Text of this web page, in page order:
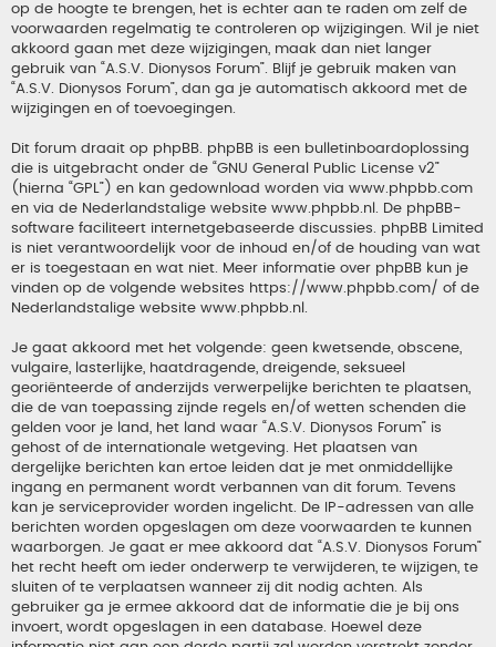
op de hoogte te brengen, het is echter aan te raden om zelf de
voorwaarden regelmatig te controleren op wijzigingen. Wil je niet
akkoord gaan met deze wijzigingen, maak dan niet langer
gebruik van “A.S.V. Dionysos Forum”. Blijf je gebruik maken van
“A.S.V. Dionysos Forum”, dan ga je automatisch akkoord met de
wijzigingen en of toevoegingen.
Dit forum draait op phpBB. phpBB is een bulletinboardoplossing
die is uitgebracht onder de “GNU General Public License v2”
(hierna “GPL”) en kan gedownload worden via www.phpbb.com
en via de Nederlandstalige website www.phpbb.nl . De phpBB-
software faciliteert internetgebaseerde discussies. phpBB Limited
is niet verantwoordelijk voor de inhoud en/of de houding van wat
er is toegestaan en wat niet. Meer informatie over phpBB kun je
vinden op de volgende websites https://www.phpbb.com/ of de
Nederlandstalige website www.phpbb.nl .
Je gaat akkoord met het volgende: geen kwetsende, obscene,
vulgaire, lasterlijke, haatdragende, dreigende, seksueel
georiënteerde of anderzijds verwerpelijke berichten te plaatsen,
die de van toepassing zijnde regels en/of wetten schenden die
gelden voor je land, het land waar “A.S.V. Dionysos Forum” is
gehost of de internationale wetgeving. Het plaatsen van
dergelijke berichten kan ertoe leiden dat je met onmiddellijke
ingang en permanent wordt verbannen van dit forum. Tevens
kan je serviceprovider worden ingelicht. De IP-adressen van alle
berichten worden opgeslagen om deze voorwaarden te kunnen
waarborgen. Je gaat er mee akkoord dat “A.S.V. Dionysos Forum”
het recht heeft om ieder onderwerp te verwijderen, te wijzigen, te
sluiten of te verplaatsen wanneer zij dit nodig achten. Als
gebruiker ga je ermee akkoord dat de informatie die je bij ons
invoert, wordt opgeslagen in een database. Hoewel deze